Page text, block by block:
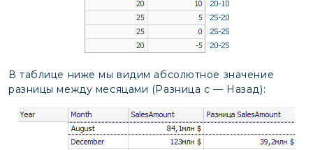
В таблице ниже мы видим абсолютное значение
разницы между месяцами (Разница с — Назад):